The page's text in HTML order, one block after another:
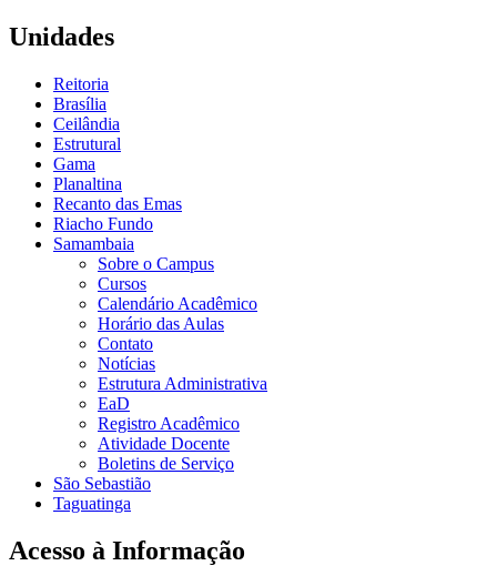
Unidades
Reitoria
Brasília
Ceilândia
Estrutural
Gama
Planaltina
Recanto das Emas
Riacho Fundo
Samambaia
Sobre o Campus
Cursos
Calendário Acadêmico
Horário das Aulas
Contato
Notícias
Estrutura Administrativa
EaD
Registro Acadêmico
Atividade Docente
Boletins de Serviço
São Sebastião
Taguatinga
Acesso à Informação